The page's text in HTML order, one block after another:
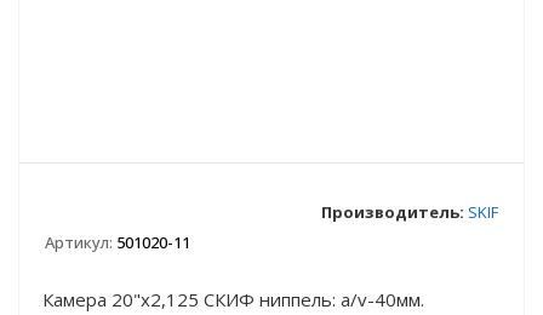
Артикул: 501020-11
Производитель: SKIF
Камера 20"х2,125 СКИФ ниппель: a/v-40мм.